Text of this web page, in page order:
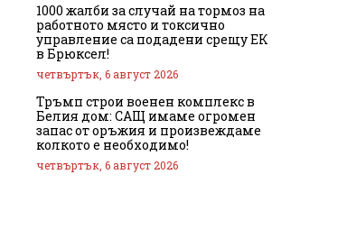
1000 жалби за случай на тормоз на
работното място и токсично
управление са подадени срещу ЕК
в Брюксел!
четвъртък, 6 август 2026
Тръмп строи военен комплекс в
Белия дом: САЩ имаме огромен
запас от оръжия и произвеждаме
колкото е необходимо!
четвъртък, 6 август 2026